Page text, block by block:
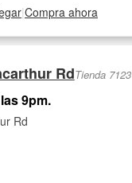
|Compra ahora
RdTienda 7123
9pm.
Rd